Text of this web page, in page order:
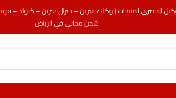
الحصري لمنتجات ( وكلاء سرين – جنرال سرين – كيولد –
شحن مجاني في الرياض